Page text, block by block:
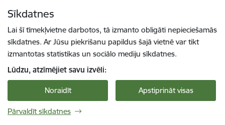
Sīkdatnes
Lai šī tīmekļvietne darbotos, tā izmanto obligāti nepieciešamās
sīkdatnes. Ar Jūsu piekrišanu papildus šajā vietnē var tikt
izmantotas statistikas un sociālo mediju sīkdatnes.
Lūdzu, atzīmējiet savu izvēli:
Noraidīt Apstiprināt visas
Pārvaldīt sīkdatnes